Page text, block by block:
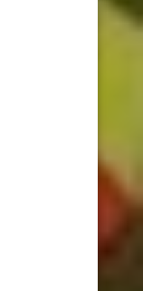
Leon